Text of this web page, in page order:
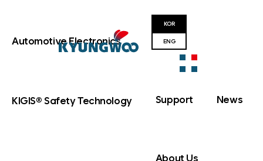
KOR
ENG
Automotive Electronics
KIGIS® Safety Technology Support News
About Us